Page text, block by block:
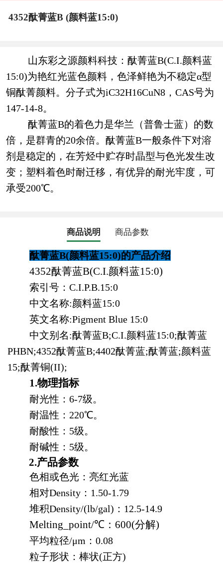
4352酞菁蓝B (颜料蓝15:0)
山东彩之源颜料科技：酞菁蓝B(C.I.颜料蓝
15:0)为艳红光蓝色颜料，色泽鲜艳为不稳定α型
铜酞菁颜料。分子式为iC32H16CuN8，CAS号为
147-14-8。
酞菁蓝B的着色力是华兰（普鲁士蓝）的数
倍，是群青的20余倍。酞菁蓝B一般条件下对溶
剂是稳定的，在芳烃中贮存时晶型与色光发生改
变；塑料着色时耐迁移，有优异的耐光牢度，可
承受200℃。
商品说明 商品参数
酞菁蓝B(颜料蓝15:0)的产品介绍
4352酞菁蓝B(C.I.颜料蓝15:0)
索引号：C.I.P.B.15:0
中文名称:颜料蓝15:0
英文名称:Pigment Blue 15:0
中文别名:酞菁蓝B;C.I.颜料蓝15:0;酞菁蓝
PHBN;4352酞菁蓝B;4402酞菁蓝;酞菁蓝;颜料蓝
15;酞菁铜(II);
1.物理指标
耐光性：6-7级。
耐温性：220℃。
耐酸性：5级。
耐碱性：5级。
2.产品参数
色相或色光：亮红光蓝
相对Density：1.50-1.79
堆积Density/(lb/gal)：12.5-14.9
Melting_point/℃：600(分解)
平均粒径/μm：0.08
粒子形状：棒状(正方)